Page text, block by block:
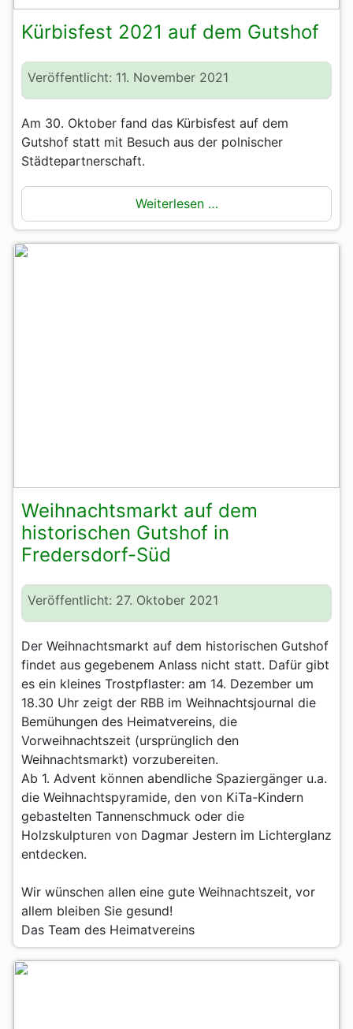
Kürbisfest 2021 auf dem Gutshof
Veröffentlicht: 11. November 2021
Am 30. Oktober fand das Kürbisfest auf dem
Gutshof statt mit Besuch aus der polnischer
Städtepartnerschaft.
Weiterlesen …
Weihnachtsmarkt auf dem
historischen Gutshof in
Fredersdorf-Süd
Veröffentlicht: 27. Oktober 2021
Der Weihnachtsmarkt auf dem historischen Gutshof
findet aus gegebenem Anlass nicht statt. Dafür gibt
es ein kleines Trostpflaster: am 14. Dezember um
18.30 Uhr zeigt der RBB im Weihnachtsjournal die
Bemühungen des Heimatvereins, die
Vorweihnachtszeit (ursprünglich den
Weihnachtsmarkt) vorzubereiten.
Ab 1. Advent können abendliche Spaziergänger u.a.
die Weihnachtspyramide, den von KiTa-Kindern
gebastelten Tannenschmuck oder die
Holzskulpturen von Dagmar Jestern im Lichterglanz
entdecken.
Wir wünschen allen eine gute Weihnachtszeit, vor
allem bleiben Sie gesund!
Das Team des Heimatvereins